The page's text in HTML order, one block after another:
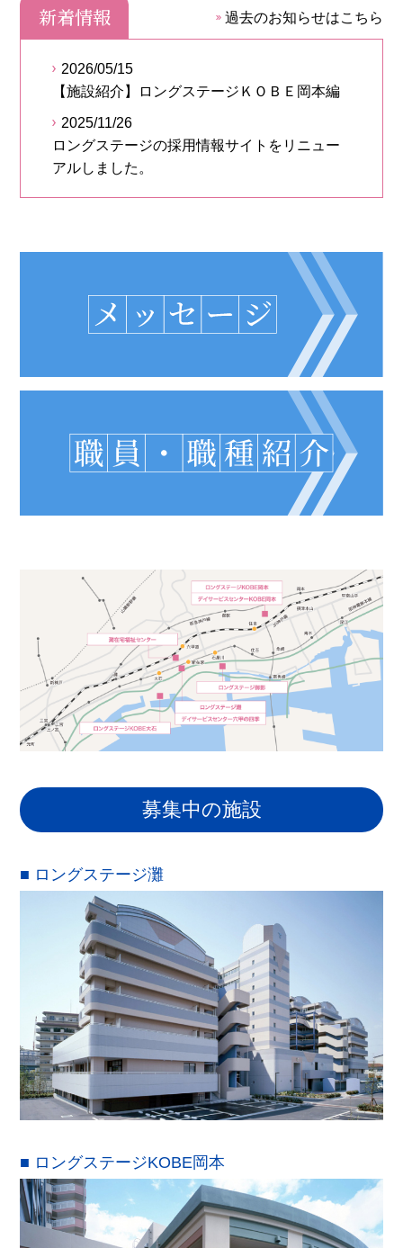
新着情報 過去のお知らせはこちら
2026/05/15
【施設紹介】ロングステージＫＯＢＥ岡本編
2025/11/26
ロングステージの採用情報サイトをリニュー
アルしました。
募集中の施設
■ ロングステージ灘
■ ロングステージKOBE岡本